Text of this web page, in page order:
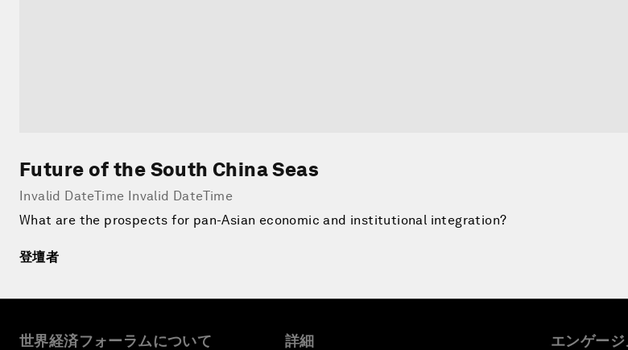
Future of the South China Seas
Invalid DateTime Invalid DateTime
What are the prospects for pan-Asian economic and institutional integration?
登壇者
世界経済フォーラムについて 詳細 エンゲージ